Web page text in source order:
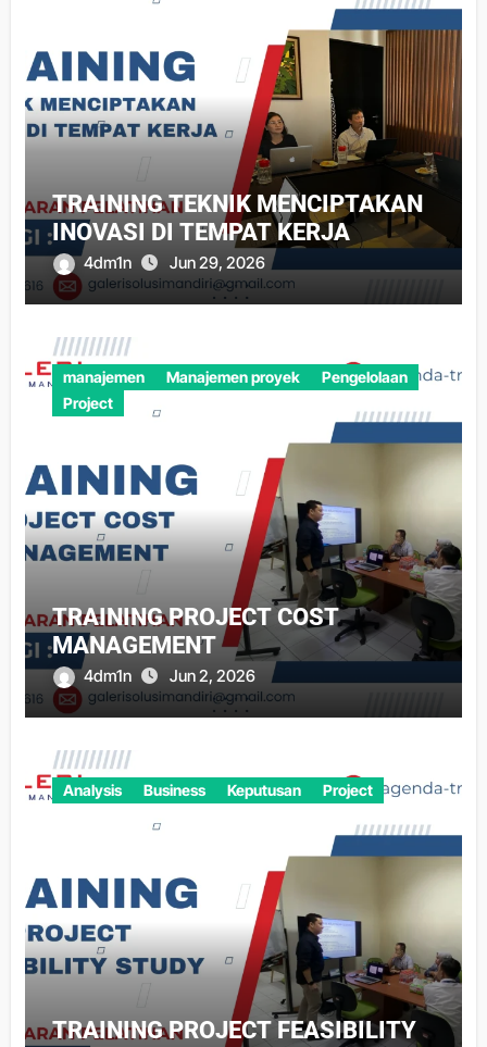
TRAINING TEKNIK MENCIPTAKAN
INOVASI DI TEMPAT KERJA
4dm1n Jun 29, 2026
manajemen Manajemen proyek
Pengelolaan
Project
TRAINING PROJECT COST
MANAGEMENT
4dm1n Jun 2, 2026
Analysis Business Keputusan Project
TRAINING PROJECT FEASIBILITY